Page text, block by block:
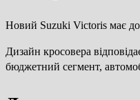
Новий Suzuki Victoris має
Дизайн кросовера
бюджетний сегмент,